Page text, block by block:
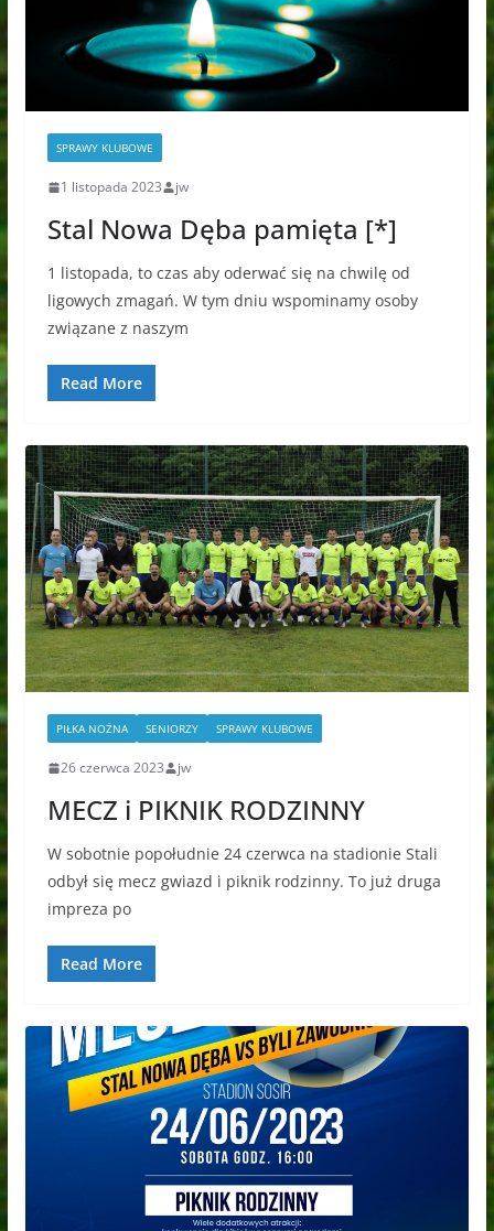
SPRAWY KLUBOWE
1 listopada 2023 jw
Stal Nowa Dęba pamięta [*]
1 listopada, to czas aby oderwać się na chwilę od
ligowych zmagań. W tym dniu wspominamy osoby
związane z naszym
Read More
PIŁKA NOŻNA SENIORZY SPRAWY KLUBOWE
26 czerwca 2023 jw
MECZ i PIKNIK RODZINNY
W sobotnie popołudnie 24 czerwca na stadionie Stali
odbył się mecz gwiazd i piknik rodzinny. To już druga
impreza po
Read More